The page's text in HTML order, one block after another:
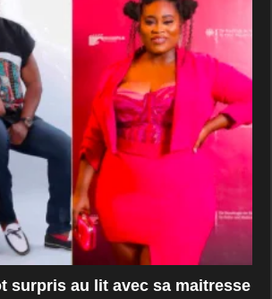
surpris au lit avec sa maitresse